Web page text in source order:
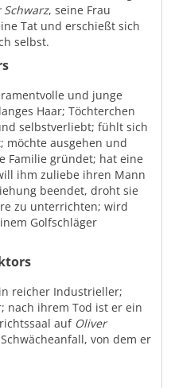
Schwarz, seine Frau
Tat und erschießt sich
selbst.
und junge
Haar; Töchterchen
selbstverliebt; fühlt sich
möchte ausgehen und
Familie gründet; hat eine
ihm zuliebe ihren Mann
beendet, droht sie
zu unterrichten; wird
Golfschläger
reicher Industrieller;
nach ihrem Tod ist er ein
auf Oliver
von dem er